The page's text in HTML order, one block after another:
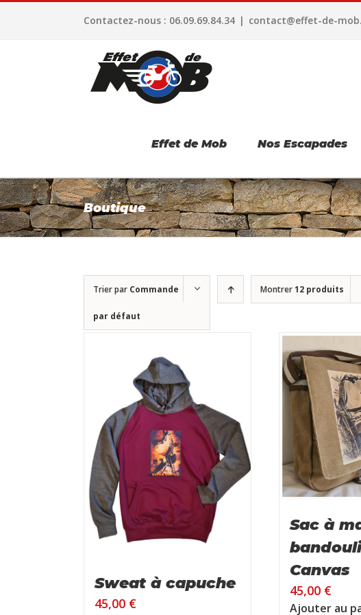
Contactez-nous : 06.09.69.84.34 | contact@effet-de-
Effet de Mob Nos Escapades
Boutique
Trier par Commande
par défaut
Montrer12 produits
Sweat à capuche
45,00 €
Sac à
Canvas
45,00 €
Ajouter au